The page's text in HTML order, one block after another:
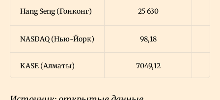
Hang Seng (Гонконг) 25630
NASDAQ (Нью-Йорк) 98,18
KASE (Алматы) 7049,12